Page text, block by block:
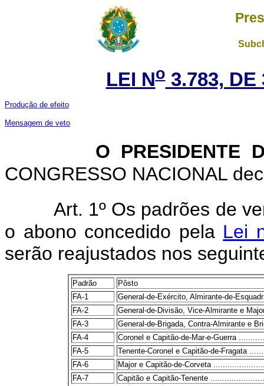
LEI No3.783, DE
Produção de efeito
Mensagem de veto
O PRESIDENTE
CONGRESSO NACIONAL
Art. 1º Os padrões de
o abono concedido pela Lei
serão reajustados nos
Padrão
Pôsto
FA-1
General-de-Exército, Almirante-de-
FA-2
General-de-Divisão, Vice-Almirante e
FA-3
General-de-Brigada, Contra-Almirante e
FA-4
Coronel e Capitão-de-Mar-e-Guerra
FA-5
Tenente-Coronel e Capitão-de-Fragata
FA-6
Major e Capitão-de-Corveta
FA-7
Capitão e Capitão-Tenente